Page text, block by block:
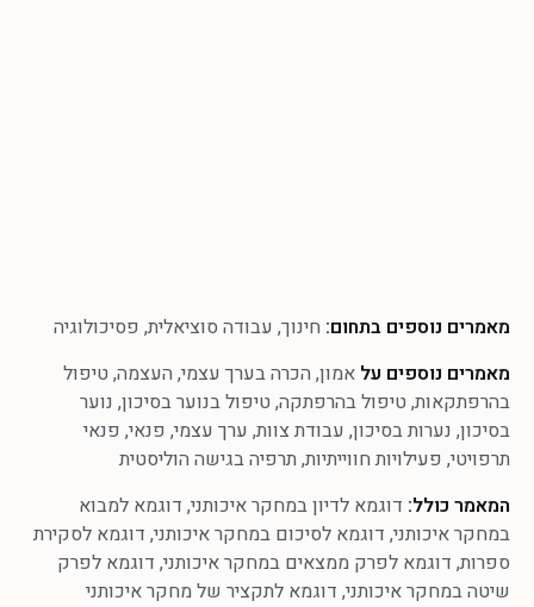
מאמרים נוספים בתחום: חינוך, עבודה סוציאלית, פסיכולוגיה
מאמרים נוספים על אמון, הכרה בערך עצמי, העצמה, טיפול
בהרפתקאות, טיפול בהרפתקה, טיפול בנוער בסיכון, נוער
בסיכון, נערות בסיכון, עבודת צוות, ערך עצמי, פנאי, פנאי
תרפויטי, פעילויות חווייתיות, תרפיה בגישה הוליסטית
המאמר כולל: דוגמא לדיון במחקר איכותני, דוגמא למבוא
במחקר איכותני, דוגמא לסיכום במחקר איכותני, דוגמא לסקירת
ספרות, דוגמא לפרק ממצאים במחקר איכותני, דוגמא לפרק
שיטה במחקר איכותני, דוגמא לתקציר של מחקר איכותני